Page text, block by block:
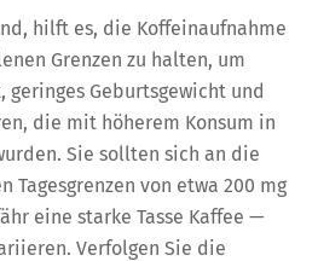
hilft es, die Koffeinaufnahme
Grenzen zu halten, um
geringes Geburtsgewicht und
die mit höherem Konsum in
Sie sollten sich an die
Tagesgrenzen von etwa 200 mg
eine starke Tasse Kaffee —
Verfolgen Sie die